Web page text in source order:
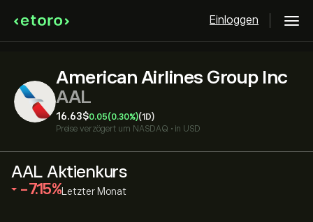
Einloggen
American Airlines Group Inc
AAL
16.63‎$‎0.05(0.30%)(1D)
Preise verzögert um NASDAQ • in USD
AAL Aktienkurs
‎-7.15‎ Letzter Monat